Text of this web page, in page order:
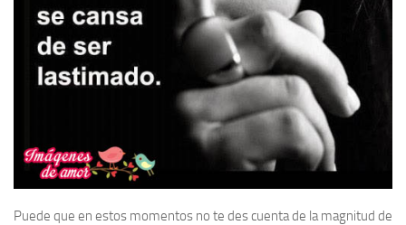
Puede que en estos momentos no te des cuenta de la magnitud de